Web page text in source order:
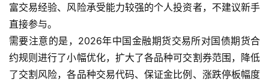
富交易经验、风险承受能力较强的个人投资者，不建议新手
直接参与。
需要注意的是，2026年中国金融期货交易所对国债期货合
约规则进行了小幅优化，扩大了各品种可交割券范围，降低
了交割风险，各品种交易代码、保证金比例、涨跌停板幅度